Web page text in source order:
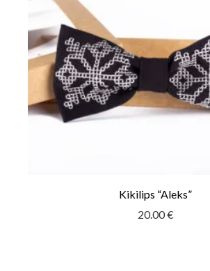
Kikilips “Aleks”
20.00€